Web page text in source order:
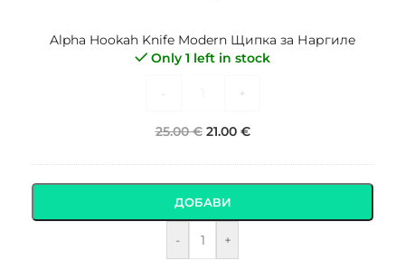
Наргиле
Alpha Hookah Knife Modern Щипка за Наргиле
Only 1 left in stock
+
25.00€ 21.00 €
- +
ДОБАВИ